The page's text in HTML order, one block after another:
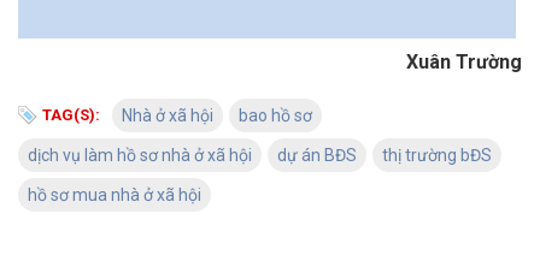
Xuân Trường
TAG(S): Nhà ở xã hội bao hồ sơ
dịch vụ làm hồ sơ nhà ở xã hội dự án BĐS thị trường bĐS
hồ sơ mua nhà ở xã hội